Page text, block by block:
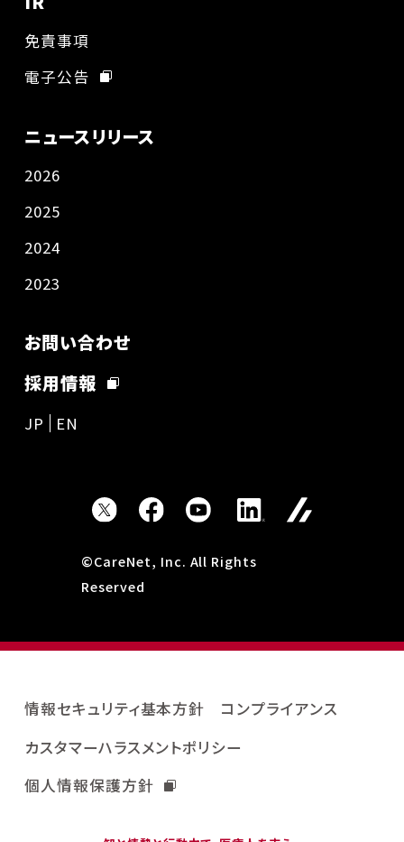
免責事項
電子公告
ニュースリリース
2026
2025
2024
2023
お問い合わせ
採用情報
JP EN
©CareNet, Inc. All Rights
Reserved
情報セキュリティ基本方針
コンプライアンス
カスタマーハラスメントポリシー
個人情報保護方針